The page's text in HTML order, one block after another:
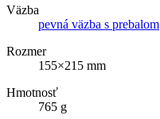
Väzba
pevná väzba s prebalom
Rozmer
155×215 mm
Hmotnosť
765 g